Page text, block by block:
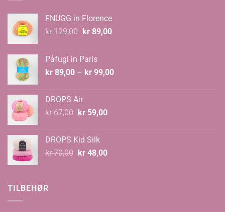
FNUGG in Florence
kr129,00 Opprinnelig
kr 129,00.
kr89,00Nåværende
Påfugl in Paris
kr 89,00 – kr 99,00Prisområde:
DROPS Air
kr67,00 Opprinnelig
kr 67,00.
kr59,00Nåværende
DROPS Kid Silk
kr70,00 Opprinnelig
kr48,00Nåværende
TILBEHØR